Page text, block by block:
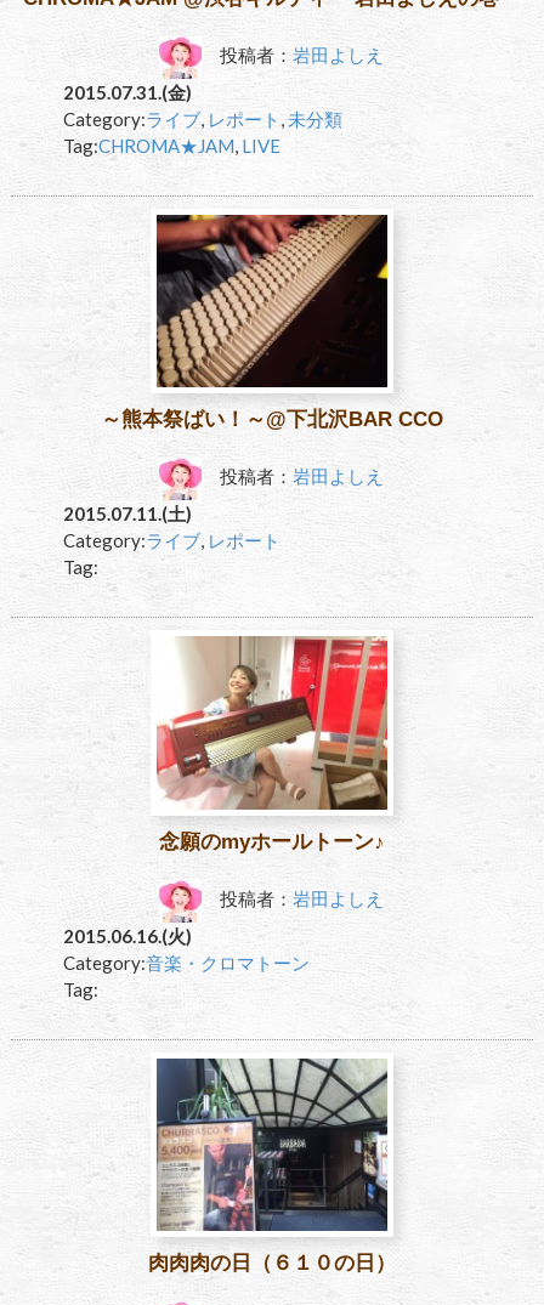
投稿者：岩田よしえ
2015.07.31.(金)
Category:ライブ, レポート,未分類
Tag:CHROMA★JAM, LIVE
～熊本祭ばい！～@下北沢BAR CCO
投稿者：岩田よしえ
2015.07.11.(土)
Category:ライブ, レポート
Tag:
念願のmyホールトーン♪
投稿者：岩田よしえ
2015.06.16.(火)
Category:音楽・クロマトーン
Tag:
肉肉肉の日（６１０の日）